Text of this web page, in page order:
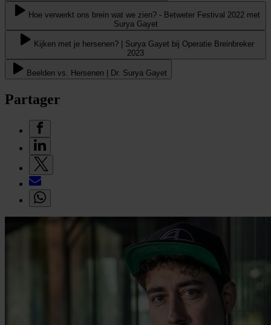
Hoe verwerkt ons brein wat we zien? - Betweter Festival 2022 met
Surya Gayet
Kijken met je hersenen? | Surya Gayet bij Operatie Breinbreker
2023
Beelden vs. Hersenen | Dr. Surya Gayet
Partager